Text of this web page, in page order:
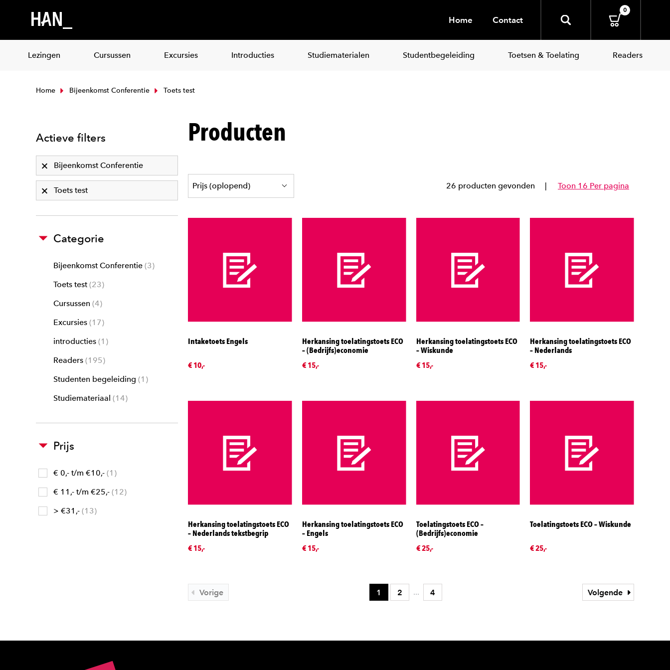
Home Contact
0
Lezingen Cursussen Excursies Introducties Studiematerialen Studentbegeleiding Toetsen & Toelating Readers
Home Bijeenkomst Conferentie Toets test
Actieve filters
Bijeenkomst Conferentie
Toets test
Categorie
Bijeenkomst Conferentie 3
Toets test 23
Cursussen 4
Excursies 17
introducties 1
Readers 195
Studenten begeleiding
1
Studiemateriaal
14
Prijs
€ 0,- t/m €10,- 1
€ 11,- t/m €25,- 12
> €31,- 13
Producten
26 producten gevonden Toon 16 Per pagina
Intaketoets Engels
€ 10,-
Herkansing toelatingstoets ECO
– (Bedrijfs)economie
€ 15,-
Herkansing toelatingstoets ECO
– Wiskunde
€ 15,-
Herkansing toelatingstoets ECO
– Nederlands
€ 15,-
Herkansing toelatingstoets ECO
– Nederlands tekstbegrip
€ 15,-
Herkansing toelatingstoets ECO
– Engels
€ 15,-
Toelatingstoets ECO –
(Bedrijfs)economie
€ 25,-
Toelatingstoets ECO – Wiskunde
€ 25,-
Vorige Volgende
1 2 ... 4